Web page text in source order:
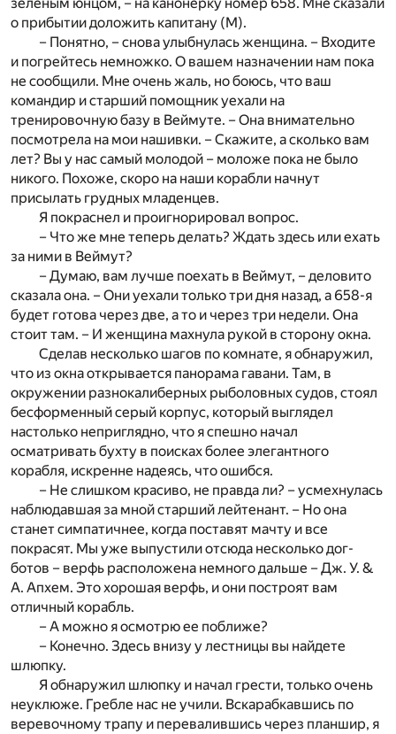
о прибытии доложить капитану (М).
– Понятно, – снова улыбнулась женщина. – Входите
и погрейтесь немножко. О вашем назначении нам пока
не сообщили. Мне очень жаль, но боюсь, что ваш
командир и старший помощник уехали на
тренировочную базу в Веймуте. – Она внимательно
посмотрела на мои нашивки. – Скажите, а сколько вам
лет? Вы у нас самый молодой – моложе пока не было
никого. Похоже, скоро на наши корабли начнут
присылать грудных младенцев.
Я покраснел и проигнорировал вопрос.
– Что же мне теперь делать? Ждать здесь или ехать
за ними в Веймут?
– Думаю, вам лучше поехать в Веймут, – деловито
сказала она. – Они уехали только три дня назад, а 658-я
будет готова через две, а то и через три недели. Она
стоит там. – И женщина махнула рукой в сторону окна.
Сделав несколько шагов по комнате, я обнаружил,
что из окна открывается панорама гавани. Там, в
окружении разнокалиберных рыболовных судов, стоял
бесформенный серый корпус, который выглядел
настолько неприглядно, что я спешно начал
осматривать бухту в поисках более элегантного
корабля, искренне надеясь, что ошибся.
– Не слишком красиво, не правда ли? – усмехнулась
наблюдавшая за мной старший лейтенант. – Но она
станет симпатичнее, когда поставят мачту и все
покрасят. Мы уже выпустили отсюда несколько дог-
ботов – верфь расположена немного дальше – Дж. У. &
А. Апхем. Это хорошая верфь, и они построят вам
отличный корабль.
– А можно я осмотрю ее поближе?
– Конечно. Здесь внизу у лестницы вы найдете
шлюпку.
Я обнаружил шлюпку и начал грести, только очень
неуклюже. Гребле нас не учили. Вскарабкавшись по
веревочному трапу и перевалившись через планшир, я